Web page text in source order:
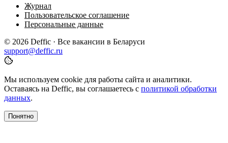
Журнал
Пользовательское соглашение
Персональные данные
© 2026 Deffic · Все вакансии в Беларуси
support@deffic.ru
Мы используем cookie для работы сайта и аналитики.
Оставаясь на Deffic, вы соглашаетесь с политикой обработки
данных.
Понятно